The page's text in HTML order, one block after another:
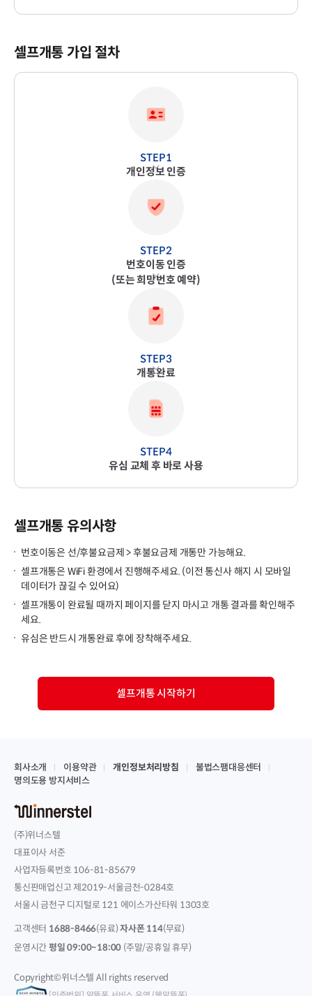
셀프개통 가입 절차
개인정보 인증
번호이동 인증
(또는 희망번호 예약)
개통완료
유심 교체 후 바로 사용
셀프개통 유의사항
번호이동은 선/후불요금제 > 후불요금제 개통만 가능해요.
셀프개통은 WiFi 환경에서 진행해주세요. (이전 통신사 해지 시 모바일
데이터가 끊길 수 있어요)
셀프개통이 완료될 때까지 페이지를 닫지 마시고 개통 결과를 확인해주
세요.
유심은 반드시 개통완료 후에 장착해주세요.
셀프개통 시작하기
회사소개 이용약관 개인정보처리방침
불법스팸대응센터
명의도용 방지서비스
(주)위너스텔
대표이사 서준
사업자등록번호 106-81-85679
통신판매업신고 제2019-서울금천-0284호
서울시 금천구 디지털로 121 에이스가산타워 1303호
고객센터 1688-8466(유료)자사폰 114(무료)
운영시간평일 09:00~18:00 (주말/공휴일 휴무)
Copyright©위너스텔 All rights reserved